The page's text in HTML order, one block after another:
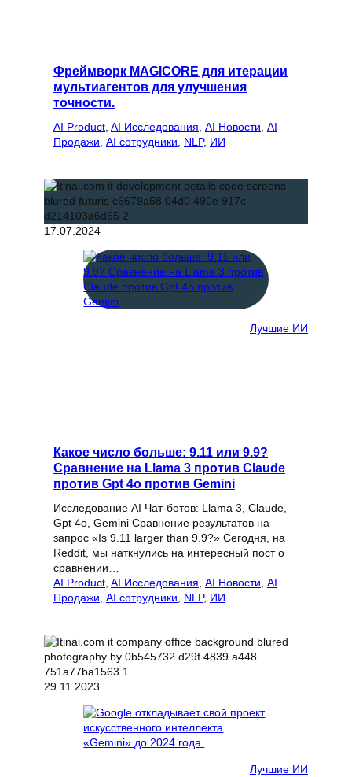
Фреймворк MAGICORE для итерации
мультиагентов для улучшения
точности.
AI Product AI Исследования AI Новости AI
Продажи AI сотрудники NLP, ИИ
17.07.2024
Лучшие ИИ
Какое число больше: 9.11 или 9.9?
Сравнение на Llama 3 против Claude
против Gpt 4o против Gemini
Исследование AI Чат-ботов: Llama 3, Claude,
Gpt 4o, Gemini Сравнение результатов на
запрос «Is 9.11 larger than 9.9?» Сегодня, на
Reddit, мы наткнулись на интересный пост о
сравнении…
AI Product AI Исследования AI Новости AI
Продажи AI сотрудники NLP, ИИ
29.11.2023
Лучшие ИИ